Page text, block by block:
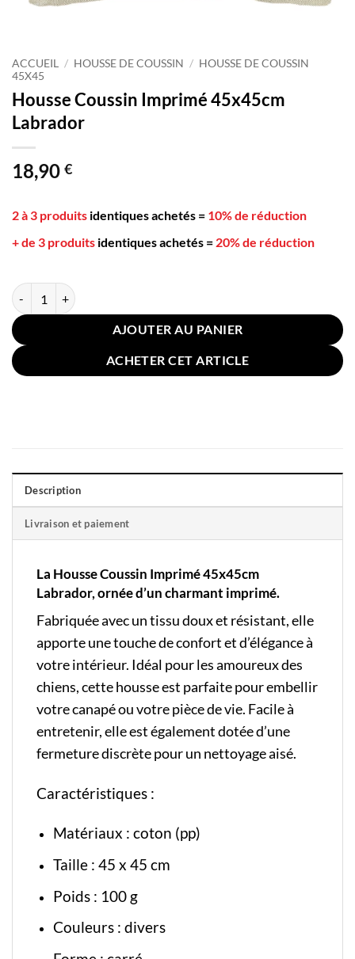
ACCUEIL / HOUSSE DE COUSSIN / HOUSSE DE COUSSIN
45X45
Housse Coussin Imprimé 45x45cm
Labrador
18,90 €
2 à 3 produits identiques achetés = 10% de réduction
+ de 3 produits identiques achetés = 20% de réduction
quantité de Housse Coussin Imprimé 45x45cm Labrador
AJOUTER AU PANIER
ACHETER CET ARTICLE
Description
Livraison et paiement
La Housse Coussin Imprimé 45x45cm
Labrador, ornée d’un charmant imprimé.
Fabriquée avec un tissu doux et résistant, elle
apporte une touche de confort et d’élégance à
votre intérieur. Idéal pour les amoureux des
chiens, cette housse est parfaite pour embellir
votre canapé ou votre pièce de vie. Facile à
entretenir, elle est également dotée d’une
fermeture discrète pour un nettoyage aisé.
Caractéristiques :
Matériaux : coton (pp)
Taille : 45 x 45 cm
Poids : 100 g
Couleurs : divers